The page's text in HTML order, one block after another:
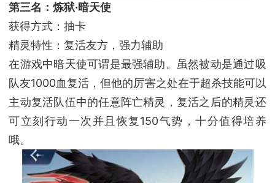
第三名：炼狱·暗天使
获得方式：抽卡
精灵特性：复活友方，强力辅助
在游戏中暗天使可谓是最强辅助。虽然被动是通过吸
队友1000血复活，但他的厉害之处在于超杀技能可以
主动复活队伍中的任意阵亡精灵，复活之后的精灵还
可立刻行动一次并且恢复150气势，十分值得培养
哦。